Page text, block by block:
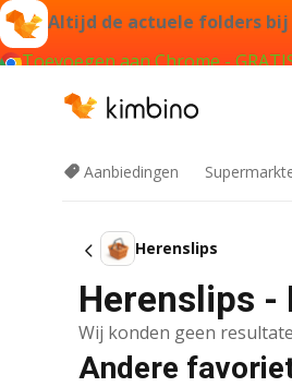
Altijd de actuele folders bij
Toevoegen aan Chrome -
Aanbiedingen
Herenslips
Herenslips -
Wij konden geen
Andere